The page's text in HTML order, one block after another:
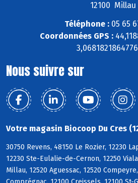
12100 Millau
Téléphone : 05 65
Coordonnées GPS :
Nous suivre sur
Votre magasin Biocoop Du Cres
30750 Revens, 48150 Le Rozier, 12230
12230 Ste-Eulalie-de-Cernon, 12250
Millau, 12520 Aguessac, 12520